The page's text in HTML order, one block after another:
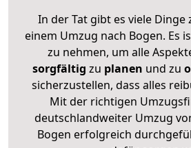
In der Tat gibt es viele Dinge
einem Umzug nach Bogen. Es
zu nehmen, um alle
sorgfältig zu planen und zu
sicherzustellen, dass alles
Mit der richtigen
deutschlandweiter Umzug
Bogen erfolgreich